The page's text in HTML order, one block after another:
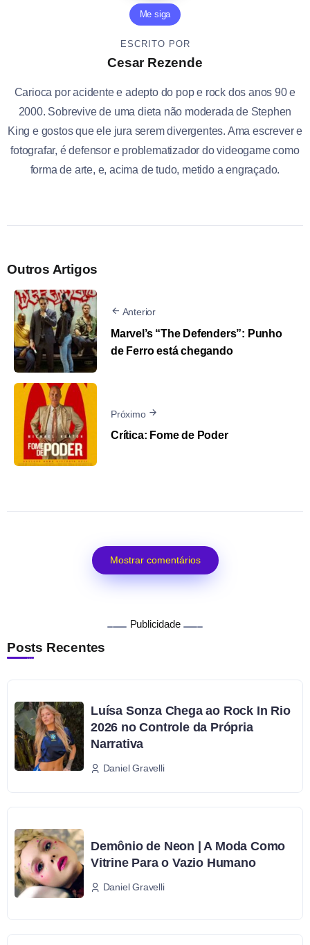
Me siga
ESCRITO POR
Cesar Rezende
Carioca por acidente e adepto do pop e rock dos anos 90 e
2000. Sobrevive de uma dieta não moderada de Stephen
King e gostos que ele jura serem divergentes. Ama escrever e
fotografar, é defensor e problematizador do videogame como
forma de arte, e, acima de tudo, metido a engraçado.
Outros Artigos
Anterior
Marvel’s “The Defenders”: Punho
de Ferro está chegando
Próximo
Crítica: Fome de Poder
Mostrar comentários
Publicidade
Posts Recentes
Luísa Sonza Chega ao Rock In Rio
2026 no Controle da Própria
Narrativa
Daniel Gravelli
Demônio de Neon | A Moda Como
Vitrine Para o Vazio Humano
Daniel Gravelli